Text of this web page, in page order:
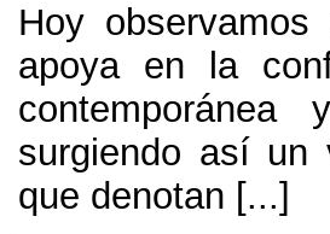
Hoy
apoya en la
surgiendo así un
que denotan [...]